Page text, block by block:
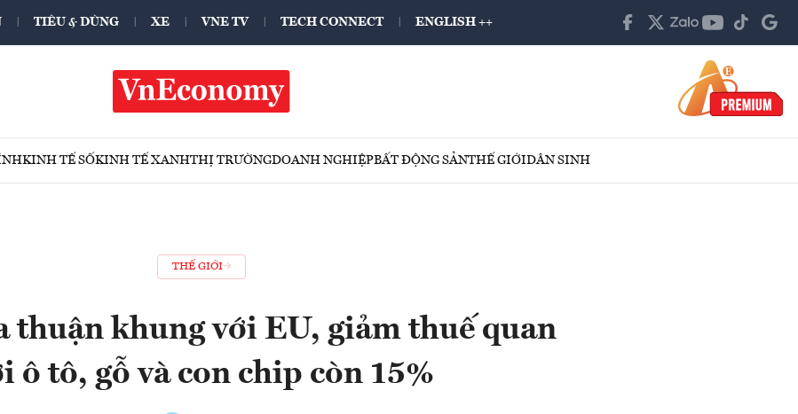
TIÊU & DÙNG XE VNE TV TECH CONNECT ENGLISH ++
KINH TẾ SỐKINH TẾ XANHTHỊ TRƯỜNGDOANH NGHIỆPBẤT ĐỘNG SẢNTHẾ GIỚIDÂN SINH
THẾ GIỚI
thuận khung với EU, giảm thuế quan
ô tô, gỗ và con chip còn 15%